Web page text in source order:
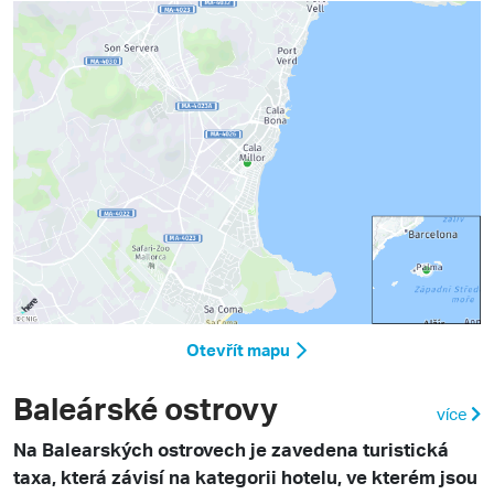
Otevřít mapu
Baleárské ostrovy více
Na Balearských ostrovech je zavedena turistická
taxa, která závisí na kategorii hotelu, ve kterém jsou